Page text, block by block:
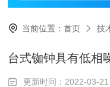
当前位置：首页 技
台式铷钟具有低相
更新时间：2022-03-21